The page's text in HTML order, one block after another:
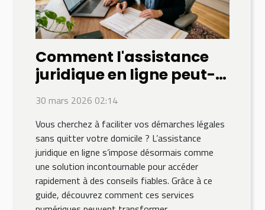
Comment l'assistance
juridique en ligne peut-
elle simplifier vos
démarches légales ?
30 mars 2026 02:14
Vous cherchez à faciliter vos démarches légales
sans quitter votre domicile ? L’assistance
juridique en ligne s’impose désormais comme
une solution incontournable pour accéder
rapidement à des conseils fiables. Grâce à ce
guide, découvrez comment ces services